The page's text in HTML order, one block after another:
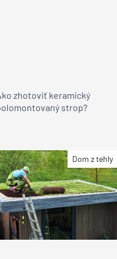
zhotoviť keramický
strop?
Dom z tehly